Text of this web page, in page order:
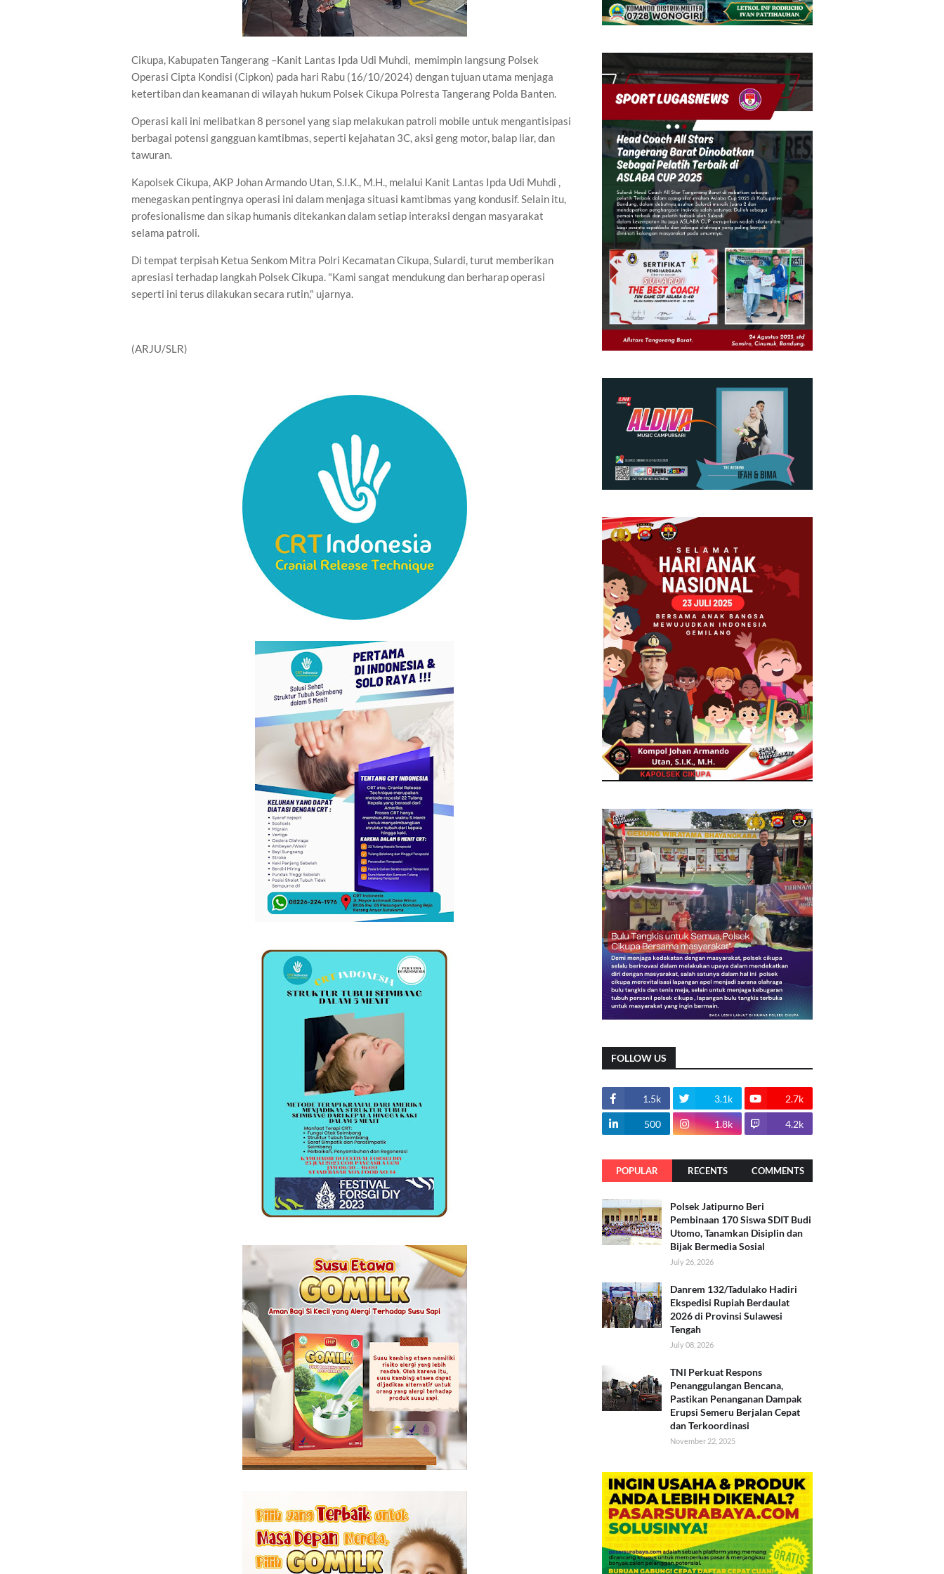
Cikupa, Kabupaten Tangerang –Kanit Lantas Ipda Udi Muhdi, memimpin langsung Polsek
Operasi Cipta Kondisi (Cipkon) pada hari Rabu (16/10/2024) dengan tujuan utama menjaga
ketertiban dan keamanan di wilayah hukum Polsek Cikupa Polresta Tangerang Polda Banten.
Operasi kali ini melibatkan 8 personel yang siap melakukan patroli mobile untuk mengantisipasi
berbagai potensi gangguan kamtibmas, seperti kejahatan 3C, aksi geng motor, balap liar, dan
tawuran.
Kapolsek Cikupa, AKP Johan Armando Utan, S.I.K., M.H., melalui Kanit Lantas Ipda Udi Muhdi ,
menegaskan pentingnya operasi ini dalam menjaga situasi kamtibmas yang kondusif. Selain itu,
profesionalisme dan sikap humanis ditekankan dalam setiap interaksi dengan masyarakat
selama patroli.
Di tempat terpisah Ketua Senkom Mitra Polri Kecamatan Cikupa, Sulardi, turut memberikan
apresiasi terhadap langkah Polsek Cikupa. "Kami sangat mendukung dan berharap operasi
seperti ini terus dilakukan secara rutin," ujarnya.
(ARJU/SLR)
FOLLOW US
1.5k 3.1k 2.7k
500 1.8k 4.2k
POPULAR RECENTS COMMENTS
Polsek Jatipurno Beri
Pembinaan 170 Siswa SDIT Budi
Utomo, Tanamkan Disiplin dan
Bijak Bermedia Sosial
July 26, 2026
Danrem 132/Tadulako Hadiri
Ekspedisi Rupiah Berdaulat
2026 di Provinsi Sulawesi
Tengah
July 08, 2026
TNI Perkuat Respons
Penanggulangan Bencana,
Pastikan Penanganan Dampak
Erupsi Semeru Berjalan Cepat
dan Terkoordinasi
November 22, 2025